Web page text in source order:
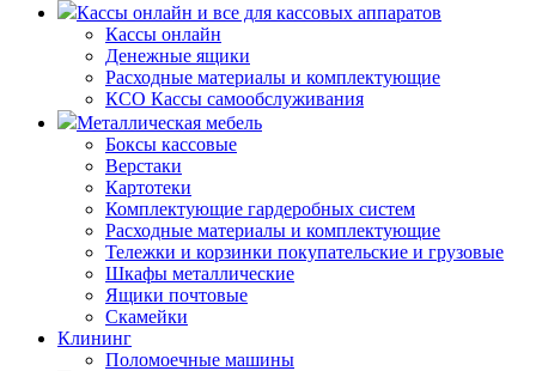
Кассы онлайн и все для кассовых аппаратов
Кассы онлайн
Денежные ящики
Расходные материалы и комплектующие
КСО Кассы самообслуживания
Металлическая мебель
Боксы кассовые
Верстаки
Картотеки
Комплектующие гардеробных систем
Расходные материалы и комплектующие
Тележки и корзинки покупательские и грузовые
Шкафы металлические
Ящики почтовые
Скамейки
Клининг
Поломоечные машины